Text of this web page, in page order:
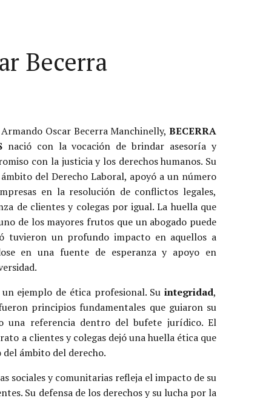
Becerra
Oscar Becerra Manchinelly, BECERRA
nació con la vocación de brindar asesoría y
con la justicia y los derechos humanos. Su
del Derecho Laboral, apoyó a un número
en la resolución de conflictos legales,
de clientes y colegas por igual. La huella que
de los mayores frutos que un abogado puede
tuvieron un profundo impacto en aquellos a
en una fuente de esperanza y apoyo en
ejemplo de ética profesional. Su integridad,
principios fundamentales que guiaron su
una referencia dentro del bufete jurídico. El
a clientes y colegas dejó una huella ética que
ámbito del derecho.
sociales y comunitarias refleja el impacto de su
Su defensa de los derechos y su lucha por la